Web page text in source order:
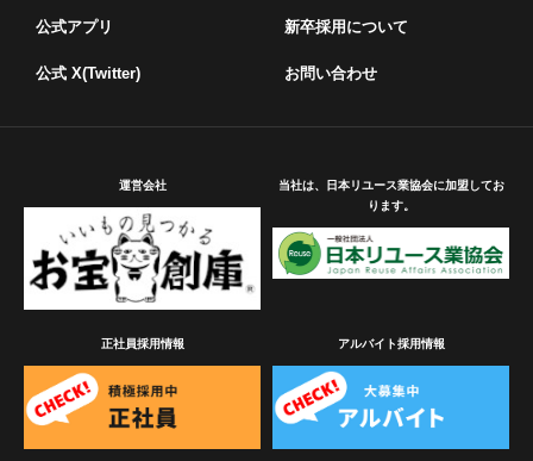
公式アプリ
公式 X(Twitter)
新卒採用について
お問い合わせ
運営会社
当社は、日本リユース業協会に加盟してお
ります。
正社員採用情報 アルバイト採用情報